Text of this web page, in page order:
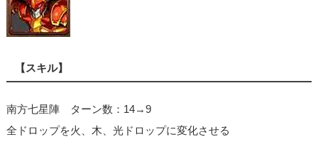
【スキル】
南方七星陣 ターン数：14→9
全ドロップを火、木、光ドロップに変化させる